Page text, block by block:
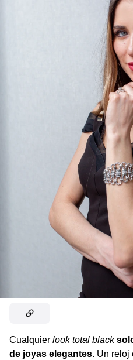
Cualquier look total black
de joyas elegantes. Un reloj